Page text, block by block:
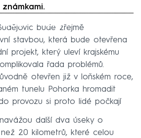
to fetch
bude zřejmě
stavbou, která bude otevřena
projekt, který uleví krajskému
řada problémů.
otevřen již v loňském roce,
tunelu Pohorka hromadit
provozu si proto lidé počkají
další dva úseky o
20 kilometrů, které celou